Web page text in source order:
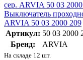
Выключатель
ARVIA 50 03 2000 209
Артикул: 50 03 2000
Бренд:
ARVIA
На складе 12 шт.